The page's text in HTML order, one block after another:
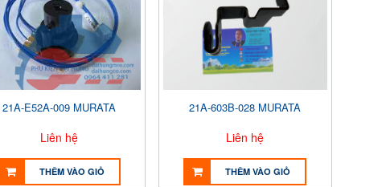
21A-E52A-009 MURATA
Liên hệ
THÊM VÀO GIỎ
21A-603B-028 MURATA
Liên hệ
THÊM VÀO GIỎ